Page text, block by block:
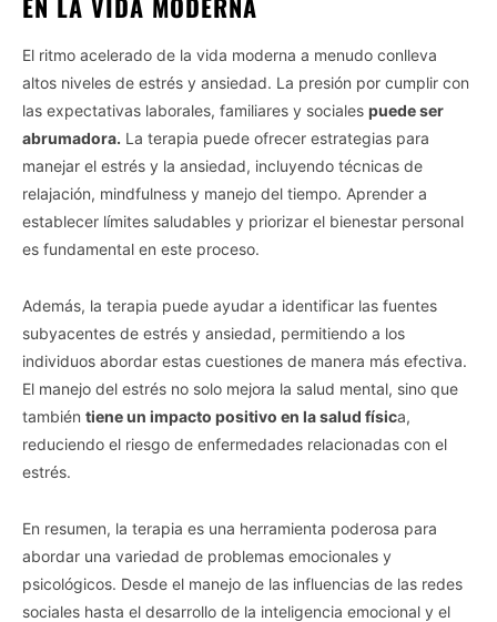
El ritmo acelerado de la vida moderna a menudo conlleva
altos niveles de estrés y ansiedad. La presión por cumplir con
las expectativas laborales, familiares y sociales puede ser
abrumadora. La terapia puede ofrecer estrategias para
manejar el estrés y la ansiedad, incluyendo técnicas de
relajación, mindfulness y manejo del tiempo. Aprender a
establecer límites saludables y priorizar el bienestar personal
es fundamental en este proceso.
Además, la terapia puede ayudar a identificar las fuentes
subyacentes de estrés y ansiedad, permitiendo a los
individuos abordar estas cuestiones de manera más efectiva.
El manejo del estrés no solo mejora la salud mental, sino que
también tiene un impacto positivo en la salud física,
reduciendo el riesgo de enfermedades relacionadas con el
estrés.
En resumen, la terapia es una herramienta poderosa para
abordar una variedad de problemas emocionales y
psicológicos. Desde el manejo de las influencias de las redes
sociales hasta el desarrollo de la inteligencia emocional y el